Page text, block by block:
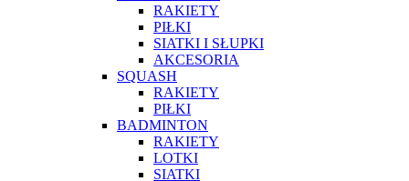
RAKIETY
PIŁKI
SIATKI I SŁUPKI
AKCESORIA
SQUASH
RAKIETY
PIŁKI
BADMINTON
RAKIETY
LOTKI
SIATKI